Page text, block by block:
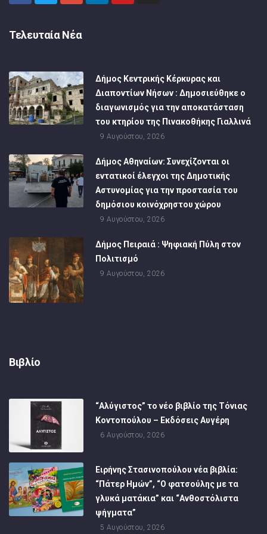
Τελευταία Νέα
Δήμος Κεντρικής Κέρκυρας και
Διαποντίων Νήσων : Δημοσιεύθηκε ο
διαγωνισμός για την αποκατάσταση
του κτηρίου της Πινακοθήκης Γιαλλινά
9 Αυγούστου, 2026
Δήμος Αθηναίων: Συνεχίζονται οι
εντατικοί έλεγχοι της Δημοτικής
Αστυνομίας για την προστασία του
δημόσιου κοινόχρηστου χώρου
9 Αυγούστου, 2026
Δήμος Πειραιά : Ψηφιακή Πύλη στον
Πολιτισμό
9 Αυγούστου, 2026
Βιβλίο
“Αλύγιστος” το νέο βιβλίο της Τόνιας
Κοντοπούλου – Εκδόσεις Αυγέρη
6 Αυγούστου, 2026
Ειρήνης Στασινοπούλου νέα βιβλία:
“Πάτερ Ημών”, “Ο φατσούλης με τα
γλυκά ματάκια” και “Ανθοστόλιστα
ψήγματα”
5 Αυγούστου, 2026